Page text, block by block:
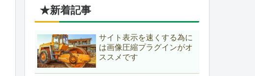
★新着記事
サイト表示を速くする為に
は画像圧縮プラグインがオ
ススメです